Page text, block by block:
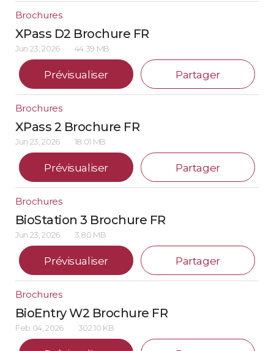
Brochures
XPass D2 Brochure FR
Jun 23, 2026 44.39 MB
Prévisualiser Partager
Brochures
XPass 2 Brochure FR
Jun 23, 2026 18.01 MB
Prévisualiser Partager
Brochures
BioStation 3 Brochure FR
Jun 23, 2026 3.80 MB
Prévisualiser Partager
Brochures
BioEntry W2 Brochure FR
Feb 04, 2026 302.10 KB